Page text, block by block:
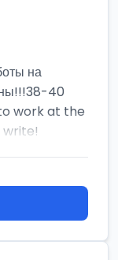
на
40
work at the